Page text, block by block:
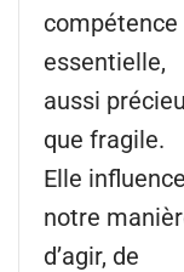
compétence
essentielle,
aussi
que fragile.
Elle influence
notre
d’agir, de